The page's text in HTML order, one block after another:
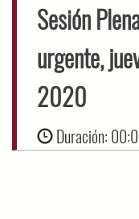
Sesión
urgente,
2020
Duración: